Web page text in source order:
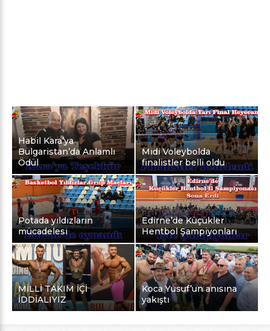
Habil Kara’ya
Bulgaristan’da Anlamlı
Ödül
Midi Voleybolda
finalistler belli oldu
Potada yıldızların
mücadelesi
Edirne’de Küçükler
Hentbol Şampiyonları
MİLLİ TAKIM İÇİ
İDDİALIYIZ
Koca Yusuf’un anısına
yakıştı